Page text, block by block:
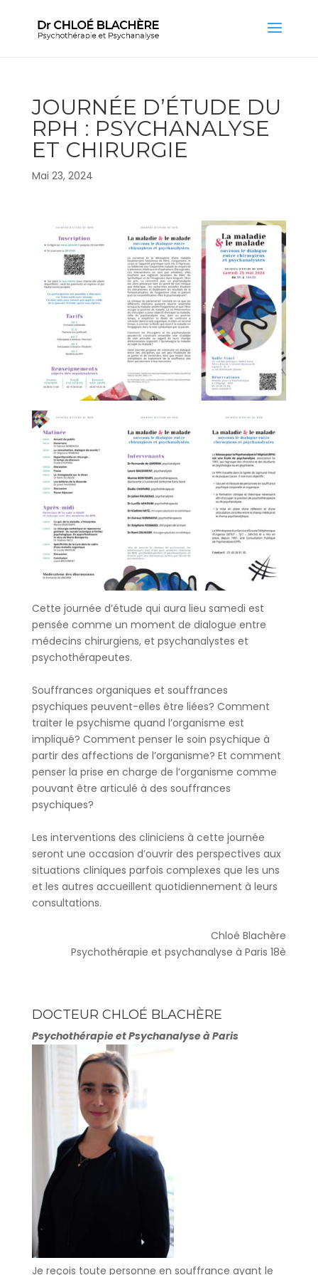
JOURNÉE D’ÉTUDE DU
RPH : PSYCHANALYSE
ET CHIRURGIE
Mai 23, 2024
Cette journée d’étude qui aura lieu samedi est
pensée comme un moment de dialogue entre
médecins chirurgiens, et psychanalystes et
psychothérapeutes.
Souffrances organiques et souffrances
psychiques peuvent-elles être liées? Comment
traiter le psychisme quand l’organisme est
impliqué? Comment penser le soin psychique à
partir des affections de l’organisme? Et comment
penser la prise en charge de l’organisme comme
pouvant être articulé à des souffrances
psychiques?
Les interventions des cliniciens à cette journée
seront une occasion d’ouvrir des perspectives aux
situations cliniques parfois complexes que les uns
et les autres accueillent quotidiennement à leurs
consultations.
Chloé Blachère
Psychothérapie et psychanalyse à Paris 18è
DOCTEUR CHLOÉ BLACHÈRE
Psychothérapie et Psychanalyse à Paris
Je reçois toute personne en souffrance ayant le